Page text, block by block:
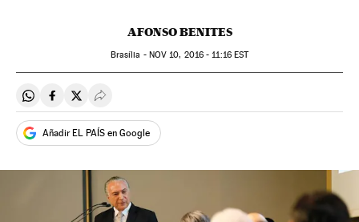
AFONSO BENITES
Brasília - NOV 10, 2016 - 11:16EST
Compartir en Whatsapp
Compartir en Facebook
Compartir en Twitter
Desplegar Redes Sociales
Añadir EL PAÍS en Google